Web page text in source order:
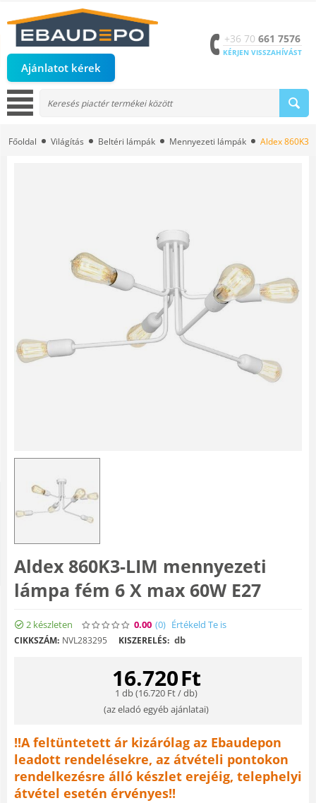
Ajánlatot kérek
+36 70 661 7576
KÉRJEN VISSZAHÍVÁST
Főoldal Világítás Beltéri lámpák Mennyezeti lámpák Aldex 860K3-
Aldex 860K3-LIM mennyezeti
lámpa fém 6 X max 60W E27
2 készleten 0.00 (0) Értékeld Te is
CIKKSZÁM: NVL283295 KISZERELÉS: db
16.720Ft
1 db (16.720 Ft/ db)
(az eladó egyéb ajánlatai)
!!A feltüntetett ár kizárólag az Ebaudepon
leadott rendelésekre, az átvételi pontokon
rendelkezésre álló készlet erejéig, telephelyi
átvétel esetén érvényes!!